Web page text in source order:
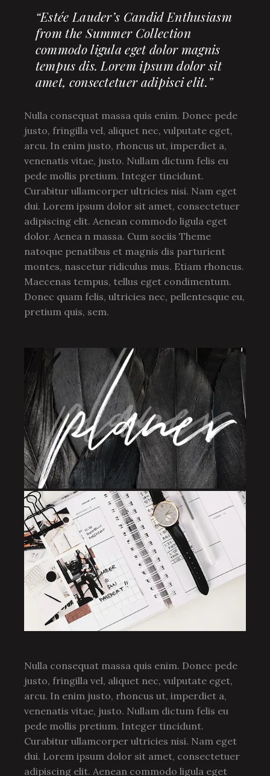
“Estée Lauder’s Candid Enthusiasm
from the Summer Collection
commodo ligula eget dolor magnis
tempus dis. Lorem ipsum dolor sit
amet, consectetuer adipisci elit.”
Nulla consequat massa quis enim. Donec pede
justo, fringilla vel, aliquet nec, vulputate eget,
arcu. In enim justo, rhoncus ut, imperdiet a,
venenatis vitae, justo. Nullam dictum felis eu
pede mollis pretium. Integer tincidunt.
Curabitur ullamcorper ultricies nisi. Nam eget
dui. Lorem ipsum dolor sit amet, consectetuer
adipiscing elit. Aenean commodo ligula eget
dolor. Aenea n massa. Cum sociis Theme
natoque penatibus et magnis dis parturient
montes, nascetur ridiculus mus. Etiam rhoncus.
Maecenas tempus, tellus eget condimentum.
Donec quam felis, ultricies nec, pellentesque eu,
pretium quis, sem.
Nulla consequat massa quis enim. Donec pede
justo, fringilla vel, aliquet nec, vulputate eget,
arcu. In enim justo, rhoncus ut, imperdiet a,
venenatis vitae, justo. Nullam dictum felis eu
pede mollis pretium. Integer tincidunt.
Curabitur ullamcorper ultricies nisi. Nam eget
dui. Lorem ipsum dolor sit amet, consectetuer
adipiscing elit. Aenean commodo ligula eget